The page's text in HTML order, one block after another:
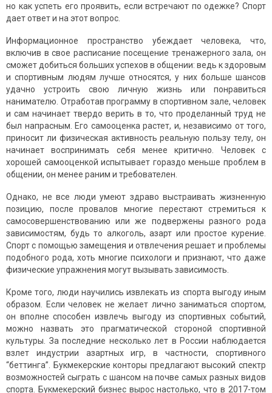
но как успеть его проявить, если встречают по одежке? Спорт
дает ответ и на этот вопрос.
Информационное пространство убеждает человека, что,
включив в свое расписание посещение тренажерного зала, он
сможет добиться больших успехов в общении: ведь к здоровым
и спортивным людям лучше относятся, у них больше шансов
удачно устроить свою личную жизнь или понравиться
нанимателю. Отработав программу в спортивном зале, человек
и сам начинает твердо верить в то, что проделанный труд не
был напрасным. Его самооценка растет, и, независимо от того,
приносит ли физическая активность реальную пользу телу, он
начинает воспринимать себя менее критично. Человек с
хорошей самооценкой испытывает гораздо меньше проблем в
общении, он менее раним и требователен.
Однако, не все люди умеют здраво выстраивать жизненную
позицию, после провалов многие перестают стремиться к
самосовершенствованию или же подвержены разного рода
зависимостям, будь то алкоголь, азарт или простое курение.
Спорт с помощью замещения и отвлечения решает и проблемы
подобного рода, хоть многие психологи и признают, что даже
физические упражнения могут вызывать зависимость.
Кроме того, люди научились извлекать из спорта выгоду иным
образом. Если человек не желает лично заниматься спортом,
он вполне способен извлечь выгоду из спортивных событий,
можно назвать это прагматической стороной спортивной
культуры. За последние несколько лет в России наблюдается
взлет индустрии азартных игр, в частности, спортивного
“беттинга”. Букмекерские конторы предлагают высокий спектр
возможностей сыграть с шансом на почве самых разных видов
спорта. Букмекерский бизнес вырос настолько, что в 2017-том